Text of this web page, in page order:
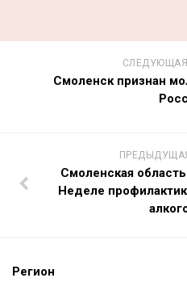
Смоленск признан
Смоленская
Неделе
Регион